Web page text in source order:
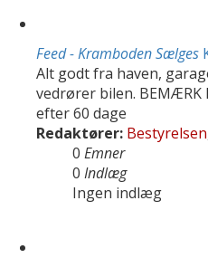
Feed - Kramboden Sælges
Alt godt fra haven,
vedrører bilen.
efter 60 dage
Redaktører: Bestyrelsen
0 Emner
0 Indlæg
Ingen indlæg